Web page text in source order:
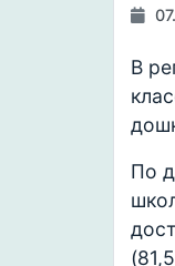
В
По